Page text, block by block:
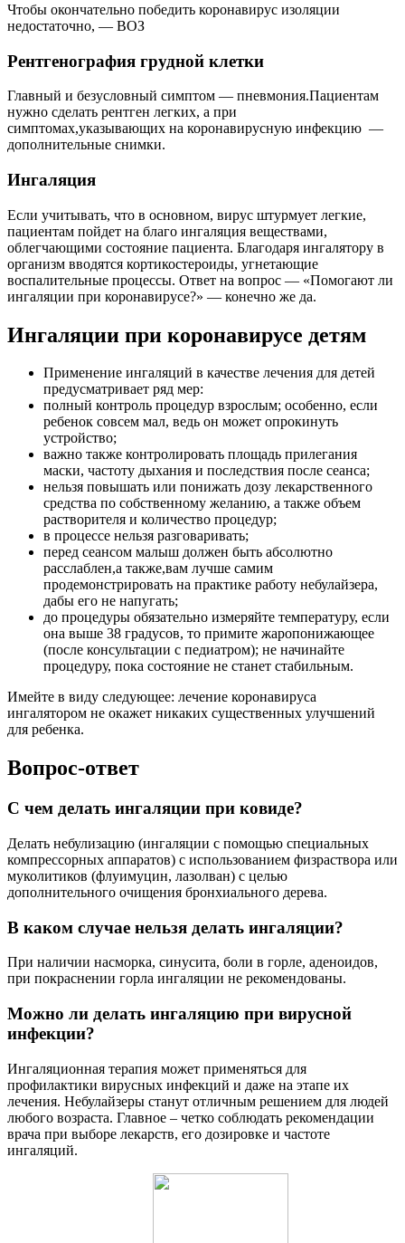
Чтобы окончательно победить коронавирус изоляции
недостаточно, — ВОЗ
Рентгенография грудной клетки
Главный и безусловный симптом — пневмония.Пациентам
нужно сделать рентген легких, а при
симптомах,указывающих на коронавирусную инфекцию —
дополнительные снимки.
Ингаляция
Если учитывать, что в основном, вирус штурмует легкие,
пациентам пойдет на благо ингаляция веществами,
облегчающими состояние пациента. Благодаря ингалятору в
организм вводятся кортикостероиды, угнетающие
воспалительные процессы. Ответ на вопрос — «Помогают ли
ингаляции при коронавирусе?» — конечно же да.
Ингаляции при коронавирусе детям
Применение ингаляций в качестве лечения для детей
предусматривает ряд мер:
полный контроль процедур взрослым; особенно, если
ребенок совсем мал, ведь он может опрокинуть
устройство;
важно также контролировать площадь прилегания
маски, частоту дыхания и последствия после сеанса;
нельзя повышать или понижать дозу лекарственного
средства по собственному желанию, а также объем
растворителя и количество процедур;
в процессе нельзя разговаривать;
перед сеансом малыш должен быть абсолютно
расслаблен,а также,вам лучше самим
продемонстрировать на практике работу небулайзера,
дабы его не напугать;
до процедуры обязательно измеряйте температуру, если
она выше 38 градусов, то примите жаропонижающее
(после консультации с педиатром); не начинайте
процедуру, пока состояние не станет стабильным.
Имейте в виду следующее: лечение коронавируса
ингалятором не окажет никаких существенных улучшений
для ребенка.
Вопрос-ответ
С чем делать ингаляции при ковиде?
Делать небулизацию (ингаляции с помощью специальных
компрессорных аппаратов) с использованием физраствора или
муколитиков (флуимуцин, лазолван) с целью
дополнительного очищения бронхиального дерева.
В каком случае нельзя делать ингаляции?
При наличии насморка, синусита, боли в горле, аденоидов,
при покраснении горла ингаляции не рекомендованы.
Можно ли делать ингаляцию при вирусной
инфекции?
Ингаляционная терапия может применяться для
профилактики вирусных инфекций и даже на этапе их
лечения. Небулайзеры станут отличным решением для людей
любого возраста. Главное – четко соблюдать рекомендации
врача при выборе лекарств, его дозировке и частоте
ингаляций.